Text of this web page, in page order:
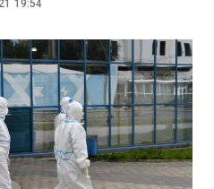
подтвердила NM
Буюканы 3 декабря
делу об избиении
19:54